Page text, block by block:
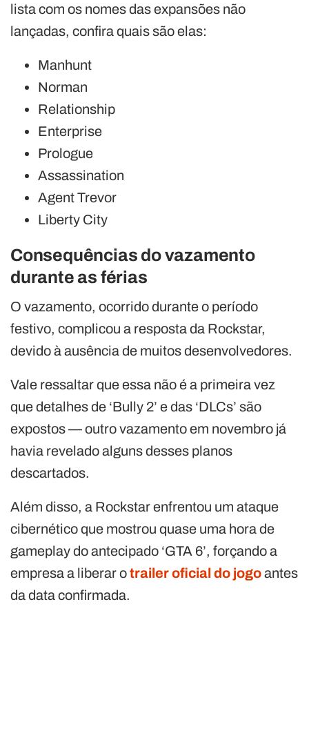
lista com os nomes das expansões não
lançadas, confira quais são elas:
Manhunt
Norman
Relationship
Enterprise
Prologue
Assassination
Agent Trevor
Liberty City
Consequências do vazamento
durante as férias
O vazamento, ocorrido durante o período
festivo, complicou a resposta da Rockstar,
devido à ausência de muitos desenvolvedores.
Vale ressaltar que essa não é a primeira vez
que detalhes de ‘Bully 2’ e das ‘DLCs’ são
expostos — outro vazamento em novembro já
havia revelado alguns desses planos
descartados.
Além disso, a Rockstar enfrentou um ataque
cibernético que mostrou quase uma hora de
gameplay do antecipado ‘GTA 6’, forçando a
empresa a liberar otrailer oficial do jogoantes
da data confirmada.